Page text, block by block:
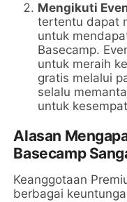
Mengikuti
tertentu dapat
untuk
Basecamp.
untuk meraih
gratis melalui
selalu
untuk
Alasan
Basecamp
Keanggotaan
berbagai